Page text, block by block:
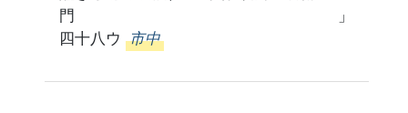
門 」
四十八ウ 市中